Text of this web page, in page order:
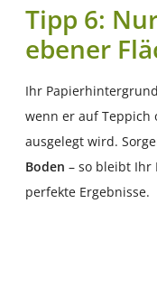
Tipp 6:
ebener
Ihr
wenn er auf Teppich
ausgelegt wird.
Boden – so bleibt
perfekte Ergebnisse.